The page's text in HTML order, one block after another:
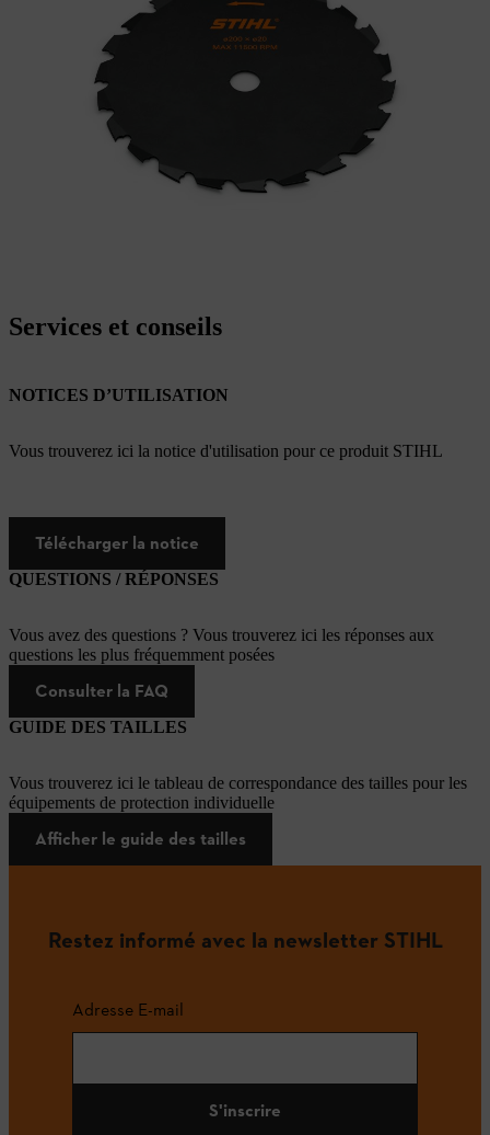
Services et conseils
NOTICES D’UTILISATION
Vous trouverez ici la notice d'utilisation pour ce produit STIHL
Télécharger la notice
QUESTIONS / RÉPONSES
Vous avez des questions ? Vous trouverez ici les réponses aux
questions les plus fréquemment posées
Consulter la FAQ
GUIDE DES TAILLES
Vous trouverez ici le tableau de correspondance des tailles pour les
équipements de protection individuelle
Afficher le guide des tailles
Restez informé avec la newsletter STIHL
Adresse E-mail
S'inscrire